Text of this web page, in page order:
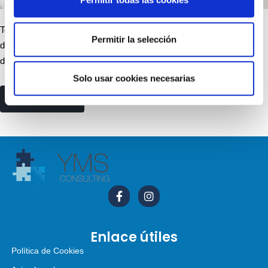
Permitir la selección
Solo usar cookies necesarias
Toma el control de tus impuestos: Descubre cómo maximizar tus
deducciones en IRPF e IVA. Nuestra publicación te guiará a través
de los gastos deducibles más relevantes…
read more
Enlace útiles
Política de Cookies